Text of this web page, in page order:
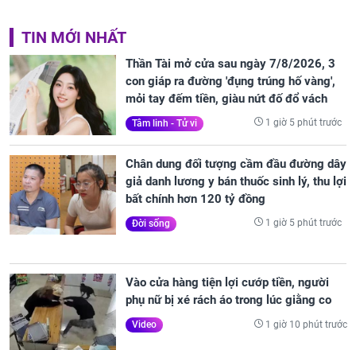
TIN MỚI NHẤT
Thần Tài mở cửa sau ngày 7/8/2026, 3
con giáp ra đường 'đụng trúng hố vàng',
mỏi tay đếm tiền, giàu nứt đố đổ vách
Tâm linh - Tử vi 1 giờ 5 phút trước
Chân dung đối tượng cầm đầu đường dây
giả danh lương y bán thuốc sinh lý, thu lợi
bất chính hơn 120 tỷ đồng
Đời sống 1 giờ 5 phút trước
Vào cửa hàng tiện lợi cướp tiền, người
phụ nữ bị xé rách áo trong lúc giằng co
Video 1 giờ 10 phút trước